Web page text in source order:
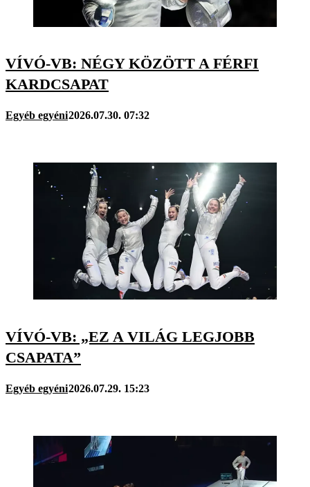
VÍVÓ-VB: NÉGY KÖZÖTT A FÉRFI
KARDCSAPAT
Egyéb egyéni2026.07.30. 07:32
VÍVÓ-VB: „EZ A VILÁG LEGJOBB
CSAPATA”
Egyéb egyéni2026.07.29. 15:23